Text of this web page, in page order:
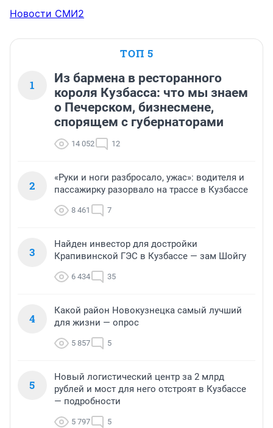
Новости СМИ2
ТОП 5
1
Из бармена в ресторанного
короля Кузбасса: что мы знаем
о Печерском, бизнесмене,
спорящем с губернаторами
14 052 12
2
«Руки и ноги разбросало, ужас»: водителя и
пассажирку разорвало на трассе в Кузбассе
8 461 7
3
Найден инвестор для достройки
Крапивинской ГЭС в Кузбассе — зам Шойгу
6 434 35
4
Какой район Новокузнецка самый лучший
для жизни — опрос
5 857 5
5
Новый логистический центр за 2 млрд
рублей и мост для него отстроят в Кузбассе
— подробности
5 797 5